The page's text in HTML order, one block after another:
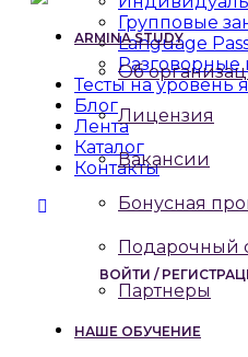
Групповые
Language
Разговорные
Тесты на уровень
Блог
Лента
Каталог
Контакты
ВОЙТИ /
ARMINA STUDY
Об
Лицензия
Вакансии
Бонусная
Подарочный
Партнеры
НАШЕ ОБУЧЕНИЕ